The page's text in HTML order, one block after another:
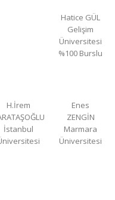
Hatice GÜL
Gelişim
Üniversitesi
%100 Burslu
H.İrem
İstanbul
Enes
ZENGİN
Marmara
Üniversitesi